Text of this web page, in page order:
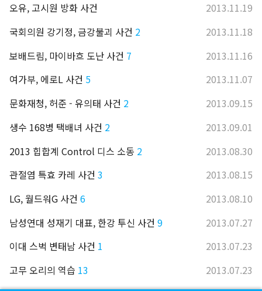
오유, 고시원 방화 사건
2013.11.19
국회의원 강기정, 금강불괴 사건 2
2013.11.18
보배드림, 마이바흐 도난 사건 7
2013.11.16
여가부, 에로L 사건 5
2013.11.07
문화재청, 허준 - 유의태 사건 2
2013.09.15
생수 168병 택배녀 사건 2
2013.09.01
2013 힙합계 Control 디스 소동 2
2013.08.30
관절염 특효 카레 사건 3
2013.08.15
LG, 월드워G 사건 6
2013.08.10
남성연대 성재기 대표, 한강 투신 사건 9
2013.07.27
이대 스벅 변태남 사건 1
2013.07.23
고무 오리의 역습 13 2013.07.23